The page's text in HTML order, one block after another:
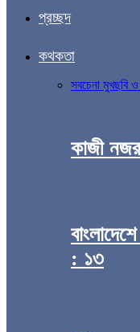
প্রচ্ছদ
কথকতা
সবচেনা মুখছবি ও
কাজী
: ১৩